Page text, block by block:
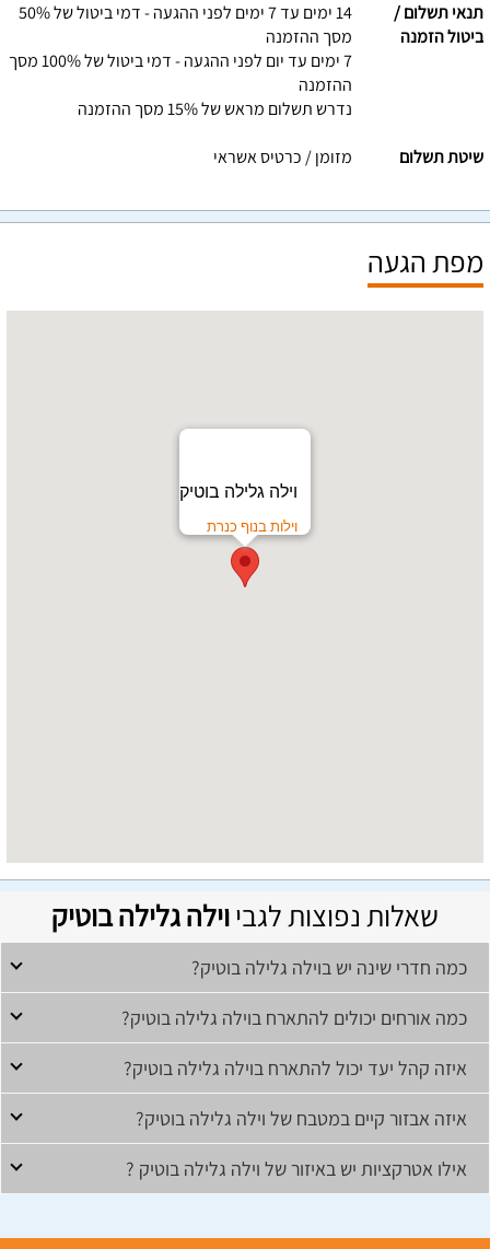
תנאי תשלום /
ביטול הזמנה
14 ימים עד 7 ימים לפני ההגעה - דמי ביטול של 50%
מסך ההזמנה
7 ימים עד יום לפני ההגעה - דמי ביטול של 100% מסך
ההזמנה
נדרש תשלום מראש של 15% מסך ההזמנה
שיטת תשלום מזומן / כרטיס אשראי
מפת הגעה
וילה גלילה בוטיק
וילות בנוף כנרת
שאלות נפוצות לגביוילה גלילה בוטיק
כמה חדרי שינה יש בוילה גלילה בוטיק?
כמה אורחים יכולים להתארח בוילה גלילה בוטיק?
איזה קהל יעד יכול להתארח בוילה גלילה בוטיק?
איזה אבזור קיים במטבח של וילה גלילה בוטיק?
אילו אטרקציות יש באיזור של וילה גלילה בוטיק ?